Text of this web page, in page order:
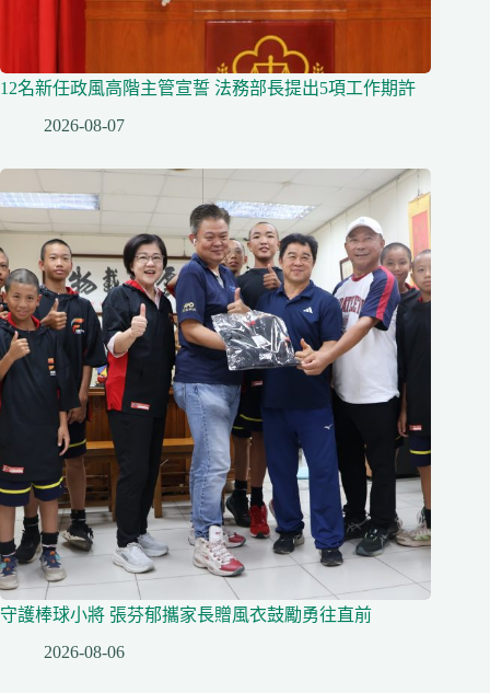
12名新任政風高階主管宣誓 法務部長提出5項工作期許
2026-08-07
守護棒球小將 張芬郁攜家長贈風衣鼓勵勇往直前
2026-08-06